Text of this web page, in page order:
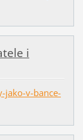
i
jako-v-bance-